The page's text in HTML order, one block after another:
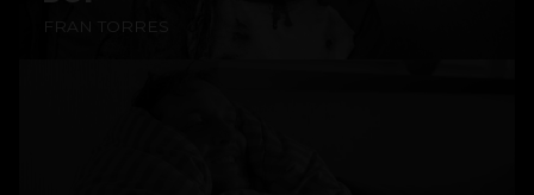
FRAN TORRES